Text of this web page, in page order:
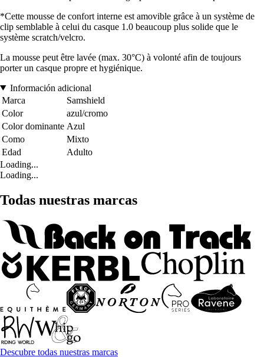
*Cette mousse de confort interne est amovible grâce à un système de
clip semblable à celui du casque 1.0 beaucoup plus solide que le
système scratch/velcro.
La mousse peut être lavée (max. 30°C) à volonté afin de toujours
porter un casque propre et hygiénique.
Información adicional
Marca
Samshield
Color
azul/cromo
Color dominante Azul
Como
Mixto
Edad
Adulto
Loading...
Loading...
Todas nuestras marcas
Descubre todas nuestras marcas